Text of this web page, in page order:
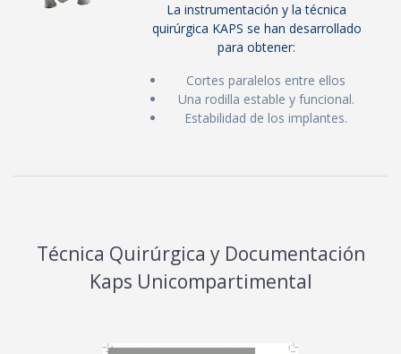
La instrumentación y la técnica
quirúrgica KAPS se han desarrollado
para obtener:
Cortes paralelos entre ellos
Una rodilla estable y funcional.
Estabilidad de los implantes.
Técnica Quirúrgica y Documentación
Kaps Unicompartimental